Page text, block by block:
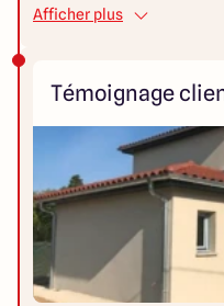
Afficher plus
Témoignage